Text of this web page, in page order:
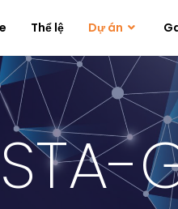
Thể lệ Dự án
STA-